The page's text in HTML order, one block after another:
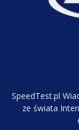
SpeedTest.pl
ze świata